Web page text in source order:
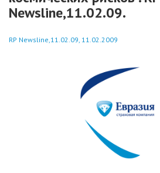
Newsline,11.02.09.
RP Newsline,11.02.09, 11.02.2009